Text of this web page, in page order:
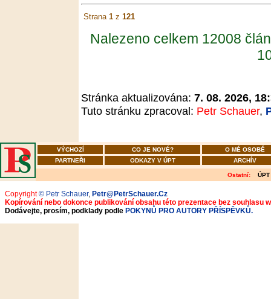
Strana 1 z 121
Nalezeno celkem 12008
Stránka aktualizována: 7. 08. 2026,
Tuto stránku zpracoval: Petr Schauer,
VÝCHOZÍ CO JE NOVÉ?
O MÉ OSOBĚ
PARTNEŘI
ODKAZY V ÚPT ARCHÍV
Ostatní: ÚPT
Copyright© Petr Schauer, Petr@PetrSchauer.Cz
Kopírování nebo dokonce publikování obsahu této prezentace bez souhlasu
Dodávejte, prosím, podklady podle POKYNŮ PRO AUTORY PŘÍSPĚVKŮ.